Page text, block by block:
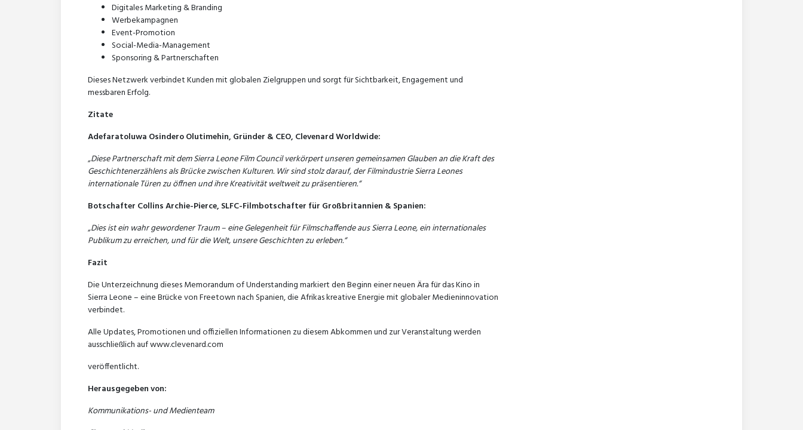
Digitales Marketing & Branding
Werbekampagnen
Event-Promotion
Social-Media-Management
Sponsoring & Partnerschaften
Dieses Netzwerk verbindet Kunden mit globalen Zielgruppen und sorgt für Sichtbarkeit, Engagement und
messbaren Erfolg.
Zitate
Adefaratoluwa Osindero Olutimehin, Gründer & CEO, Clevenard Worldwide:
„Diese Partnerschaft mit dem Sierra Leone Film Council verkörpert unseren gemeinsamen Glauben an die Kraft des
Geschichtenerzählens als Brücke zwischen Kulturen. Wir sind stolz darauf, der Filmindustrie Sierra Leones
internationale Türen zu öffnen und ihre Kreativität weltweit zu präsentieren.“
Botschafter Collins Archie-Pierce, SLFC-Filmbotschafter für Großbritannien & Spanien:
„Dies ist ein wahr gewordener Traum – eine Gelegenheit für Filmschaffende aus Sierra Leone, ein internationales
Publikum zu erreichen, und für die Welt, unsere Geschichten zu erleben.“
Fazit
Die Unterzeichnung dieses Memorandum of Understanding markiert den Beginn einer neuen Ära für das Kino in
Sierra Leone – eine Brücke von Freetown nach Spanien, die Afrikas kreative Energie mit globaler Medieninnovation
verbindet.
Alle Updates, Promotionen und offiziellen Informationen zu diesem Abkommen und zur Veranstaltung werden
ausschließlich auf www.clevenard.com
veröffentlicht.
Herausgegeben von:
Kommunikations- und Medienteam